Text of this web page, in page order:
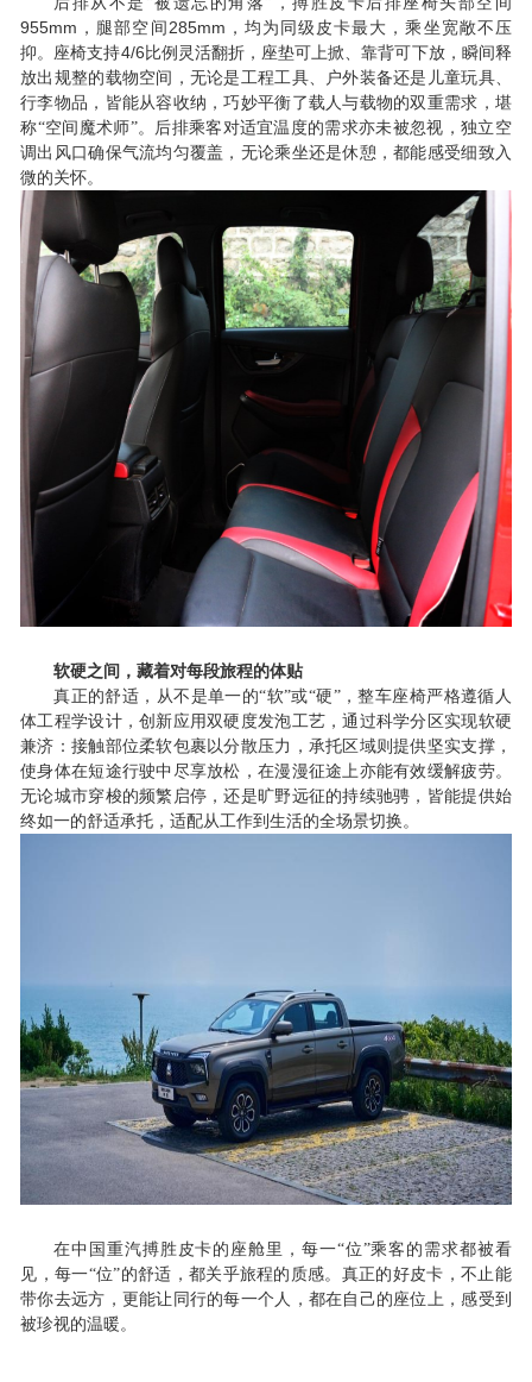
955mm ，腿部空间 285mm ，均为同级皮卡最大，乘坐宽敞不压
抑。座椅支持4/6 比例灵活翻折，座垫可上掀、靠背可下放，瞬间释
放出规整的载物空间，无论是工程工具、户外装备还是儿童玩具、
行李物品，皆能从容收纳，巧妙平衡了载人与载物的双重需求，堪
称“空间魔术师”。后排乘客对适宜温度的需求亦未被忽视，独立空
调出风口确保气流均匀覆盖，无论乘坐还是休憩，都能感受细致入
微的关怀。
软硬之间，藏着对每段旅程的体贴
真正的舒适，从不是单一的“软”或“硬”，整车座椅严格遵循人
体工程学设计，创新应用双硬度发泡工艺，通过科学分区实现软硬
兼济：接触部位柔软包裹以分散压力，承托区域则提供坚实支撑，
使身体在短途行驶中尽享放松，在漫漫征途上亦能有效缓解疲劳。
无论城市穿梭的频繁启停，还是旷野远征的持续驰骋，皆能提供始
终如一的舒适承托，适配从工作到生活的全场景切换。
在中国重汽搏胜皮卡的座舱里，每一“位”乘客的需求都被看
见，每一“位”的舒适，都关乎旅程的质感。真正的好皮卡，不止能
带你去远方，更能让同行的每一个人，都在自己的座位上，感受到
被珍视的温暖。